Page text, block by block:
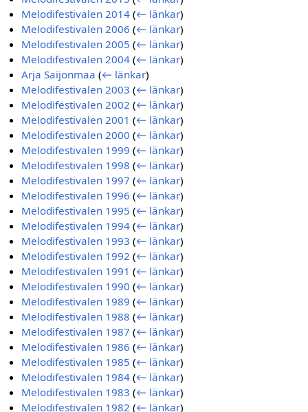
Melodifestivalen 2014 (← länkar)
Melodifestivalen 2006 (← länkar)
Melodifestivalen 2005 (← länkar)
Melodifestivalen 2004 (← länkar)
Arja Saijonmaa (← länkar)
Melodifestivalen 2003 (← länkar)
Melodifestivalen 2002 (← länkar)
Melodifestivalen 2001 (← länkar)
Melodifestivalen 2000 (← länkar)
Melodifestivalen 1999 (← länkar)
Melodifestivalen 1998 (← länkar)
Melodifestivalen 1997 (← länkar)
Melodifestivalen 1996 (← länkar)
Melodifestivalen 1995 (← länkar)
Melodifestivalen 1994 (← länkar)
Melodifestivalen 1993 (← länkar)
Melodifestivalen 1992 (← länkar)
Melodifestivalen 1991 (← länkar)
Melodifestivalen 1990 (← länkar)
Melodifestivalen 1989 (← länkar)
Melodifestivalen 1988 (← länkar)
Melodifestivalen 1987 (← länkar)
Melodifestivalen 1986 (← länkar)
Melodifestivalen 1985 (← länkar)
Melodifestivalen 1984 (← länkar)
Melodifestivalen 1983 (← länkar)
Melodifestivalen 1982 (← länkar)